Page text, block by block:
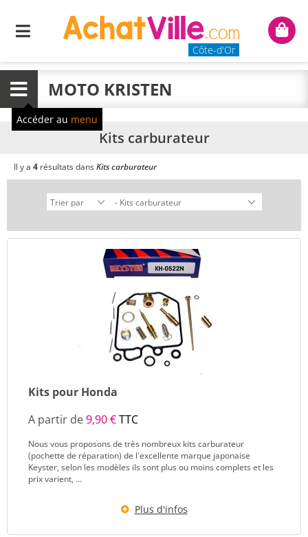
Menu
Côte-d'Or
Mon
Menu MOTO KRISTEN
Accéder au menu
Kits carburateur
Il y a 4 résultats dansKits carburateur
Kits pour Honda
A partir de9,90 €TTC
Nous vous proposons de très nombreux kits carburateur
(pochette de réparation) de l'excellente marque japonaise
Keyster, selon les modèles ils sont plus ou moins complets et les
prix varient, ...
Plus d'infos